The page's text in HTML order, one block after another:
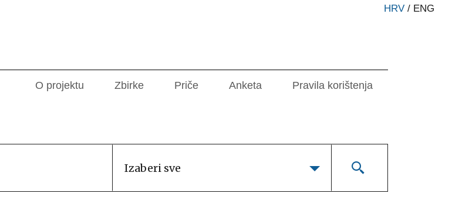
HRV / ENG
O projektu Zbirke Priče Anketa Pravila korištenja
Izaberi sve